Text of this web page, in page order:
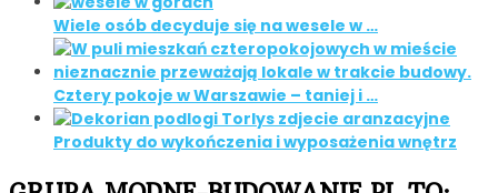
Wiele osób decyduje się na wesele w …
Cztery pokoje w Warszawie – taniej i …
Produkty do wykończenia i wyposażenia wnętrz